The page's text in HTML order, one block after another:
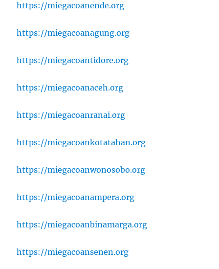
https://miegacoanende.org
https://miegacoanagung.org
https://miegacoantidore.org
https://miegacoanaceh.org
https://miegacoanranai.org
https://miegacoankotatahan.org
https://miegacoanwonosobo.org
https://miegacoanampera.org
https://miegacoanbinamarga.org
https://miegacoansenen.org